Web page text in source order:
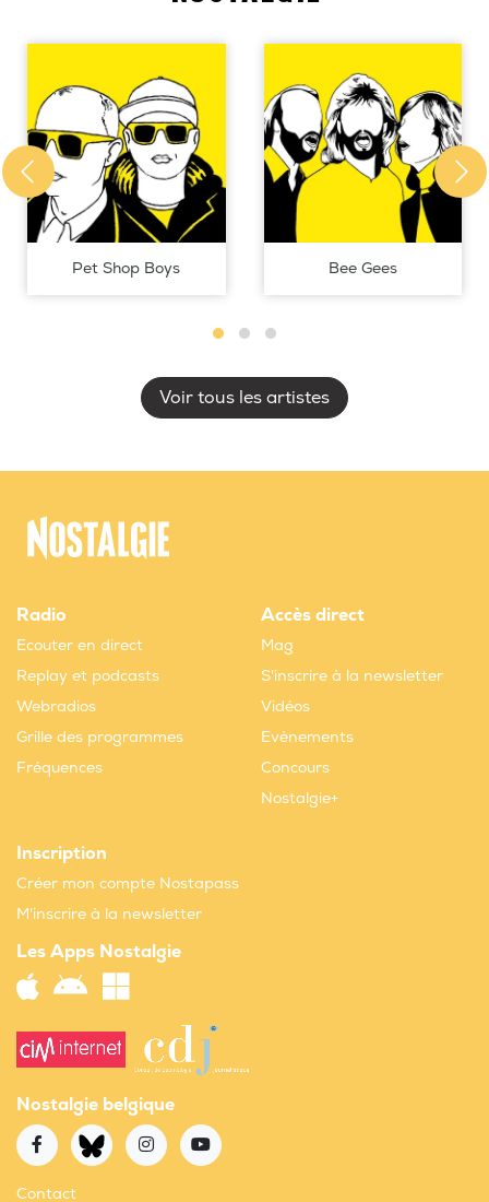
Pet Shop Boys Bee Gees
Voir tous les artistes
Radio
Ecouter en direct
Replay et podcasts
Webradios
Grille des programmes
Fréquences
Accès direct
Mag
S'inscrire à la newsletter
Vidéos
Evènements
Concours
Nostalgie+
Inscription
Créer mon compte Nostapass
M'inscrire à la newsletter
Les Apps Nostalgie
Nostalgie belgique
Contact